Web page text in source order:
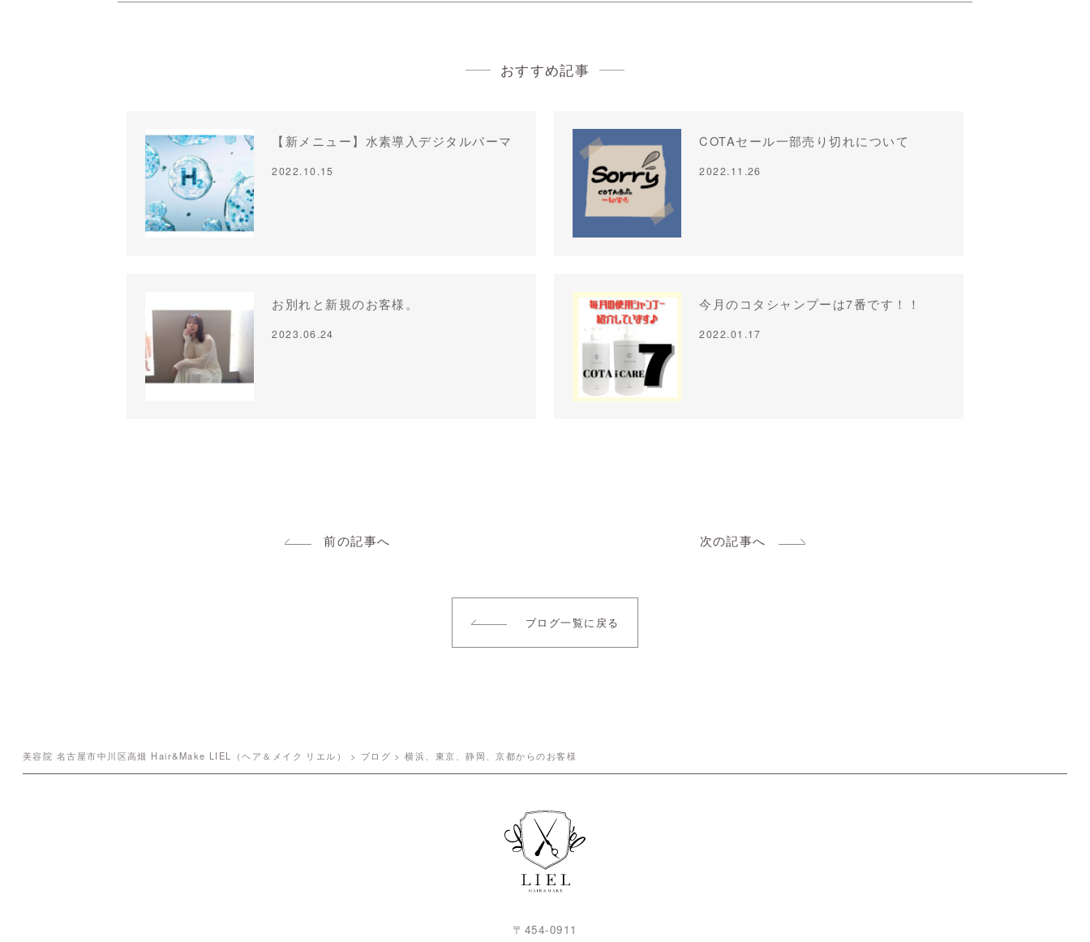
おすすめ記事
【新メニュー】水素導入デジタルパーマ
2022.10.15
COTAセール一部売り切れについて
2022.11.26
お別れと新規のお客様。
2023.06.24
今月のコタシャンプーは7番です！！
2022.01.17
前の記事へ 次の記事へ
ブログ一覧に戻る
美容院 名古屋市中川区高畑 Hair&Make LIEL（ヘア＆メイク リエル） > ブログ >横浜、東京、静岡、京都からのお客様
〒454-0911